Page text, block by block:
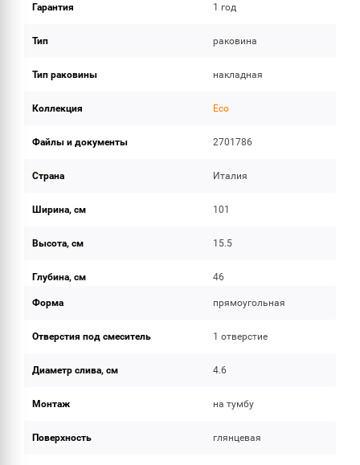
Гарантия 1 год
Тип раковина
Тип раковины накладная
Коллекция Eco
Файлы и документы 2701786
Страна Италия
Ширина, см 101
Высота, см 15.5
Глубина, см 46
Форма прямоугольная
Отверстия под смеситель 1 отверстие
Диаметр слива, см 4.6
Монтаж на тумбу
Поверхность глянцевая